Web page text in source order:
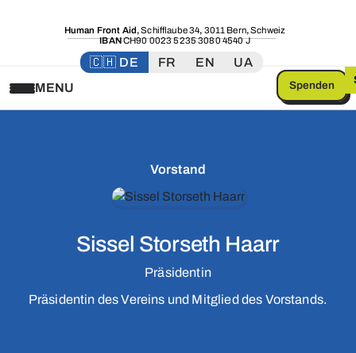
Human Front Aid,Schifflaube 34, 3011 Bern,Schweiz
IBANCH90 0023 5235 3080 4540 J
🇨🇭 DE FR EN
UA
MENU
Spenden
Vorstand
Sissel Storseth Haarr
Präsidentin
Präsidentin des Vereins und Mitglied des Vorstands.